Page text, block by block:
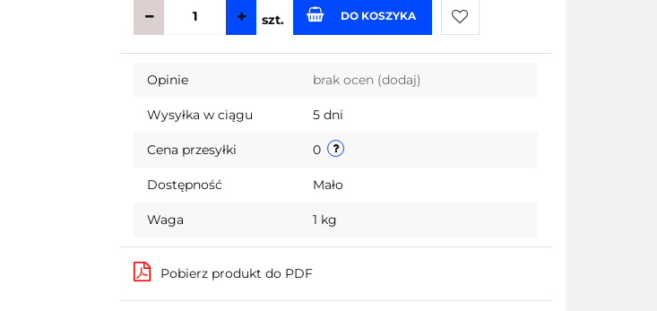
szt. DO KOSZYKA
Do
Opinie brak ocen (dodaj)
Wysyłka w ciągu 5 dni
Cena przesyłki 0
Dostępność Mało
Waga 1 kg
Pobierz produkt do PDF